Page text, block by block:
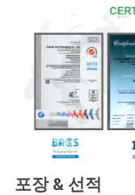
포장 & 선적